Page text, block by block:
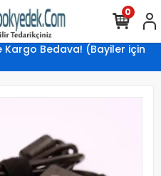
Kargo Bedava! (Bayiler için
0